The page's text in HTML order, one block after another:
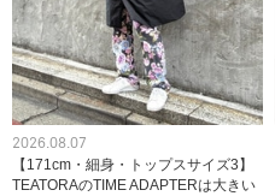
2026.08.07
【171cm・細身・トップスサイズ3】
TEATORAのTIME ADAPTERは大きい